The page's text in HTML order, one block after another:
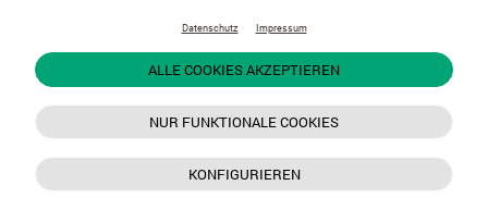
Datenschutz Impressum
ALLE COOKIES AKZEPTIEREN
NUR FUNKTIONALE COOKIES
KONFIGURIEREN